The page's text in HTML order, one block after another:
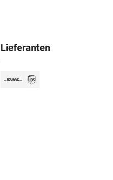
Lieferanten